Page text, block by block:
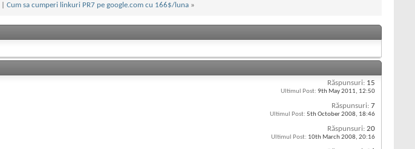
Cum sa cumperi linkuri PR7 pe google.com cu 166$/luna »
Răspunsuri: 15
Ultimul Post: 9th May 2011, 12:50
Răspunsuri: 7
Ultimul Post: 5th October 2008, 18:46
Răspunsuri: 20
Ultimul Post: 10th March 2008, 20:16